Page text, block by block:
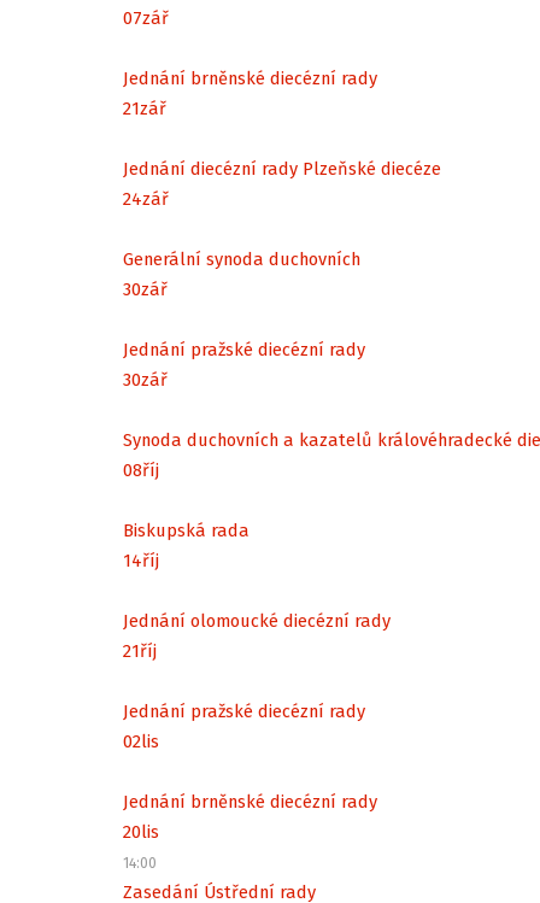
07zář
Jednání brněnské diecézní rady
21zář
Jednání diecézní rady Plzeňské diecéze
24zář
Generální synoda duchovních
30zář
Jednání pražské diecézní rady
30zář
Synoda duchovních a kazatelů královéhradecké
08říj
Biskupská rada
14říj
Jednání olomoucké diecézní rady
21říj
Jednání pražské diecézní rady
02lis
Jednání brněnské diecézní rady
20lis
14:00
Zasedání Ústřední rady